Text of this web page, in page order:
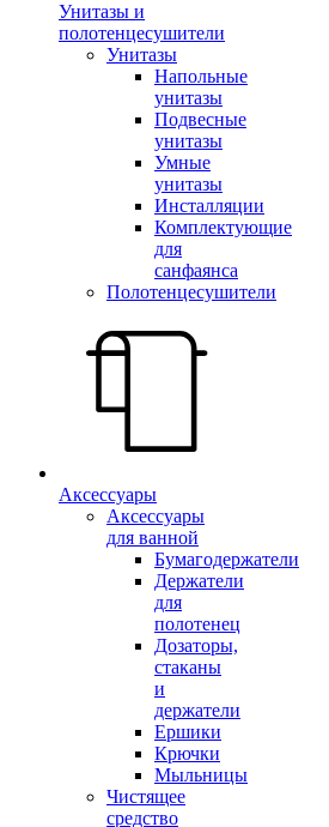
Унитазы и
полотенцесушители
Унитазы
Напольные
унитазы
Подвесные
унитазы
Умные
унитазы
Инсталляции
Комплектующие
для
санфаянса
Полотенцесушители
Аксессуары
Аксессуары
для ванной
Бумагодержатели
Держатели
для
полотенец
Дозаторы,
стаканы
и
держатели
Ершики
Крючки
Мыльницы
Чистящее
средство